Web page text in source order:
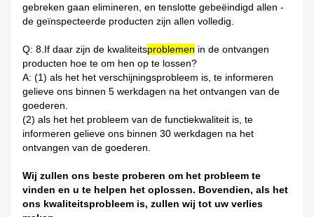
gebreken gaan elimineren, en tenslotte gebeëindigd allen -
de geïnspecteerde producten zijn allen volledig.
Q: 8.If daar zijn de kwaliteitsproblemen in de ontvangen
producten hoe te om hen op te lossen?
A: (1) als het het verschijningsprobleem is, te informeren
gelieve ons binnen 5 werkdagen na het ontvangen van de
goederen.
(2) als het het probleem van de functiekwaliteit is, te
informeren gelieve ons binnen 30 werkdagen na het
ontvangen van de goederen.
Wij zullen ons beste proberen om het probleem te
vinden en u te helpen het oplossen. Bovendien, als het
ons kwaliteitsprobleem is, zullen wij tot uw verlies